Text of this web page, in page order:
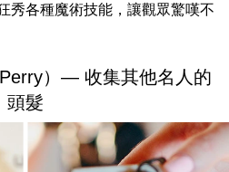
秀各種魔術技能，讓觀眾驚嘆不
）— 收集其他名人的
頭髮